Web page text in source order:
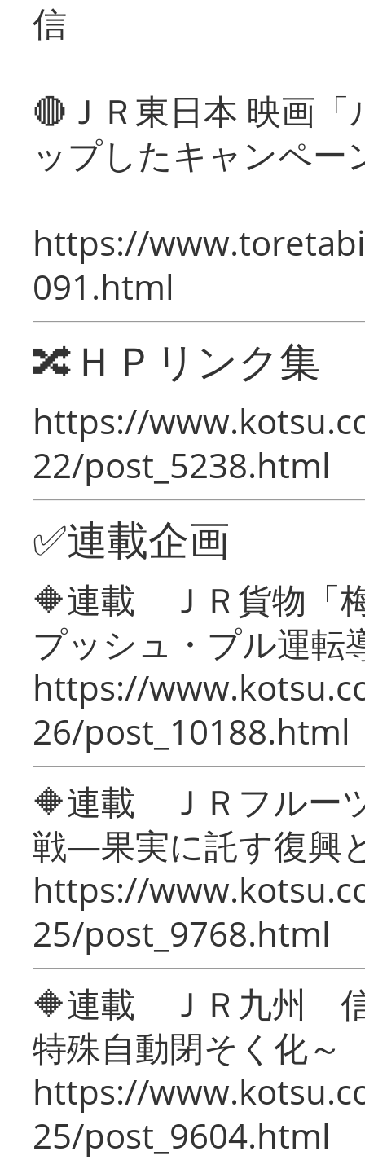
信
🔴ＪＲ東日本 映画
ップしたキャンペー
https://
091.html
🔀ＨＰリンク集
https://
22/post_5238.html
✅連載企画
🔶連載 ＪＲ貨物「
プッシュ・プル運転
https://
26/post_10188.html
🔶連載 ＪＲフルー
戦―果実に託す復興
https://
25/post_9768.html
🔶連載 ＪＲ九州 信
特殊自動閉そく化～
https://
25/post_9604.html